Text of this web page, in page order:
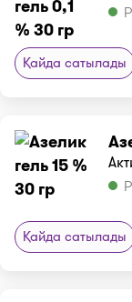
Қайда сатылады
Қайда сатылады